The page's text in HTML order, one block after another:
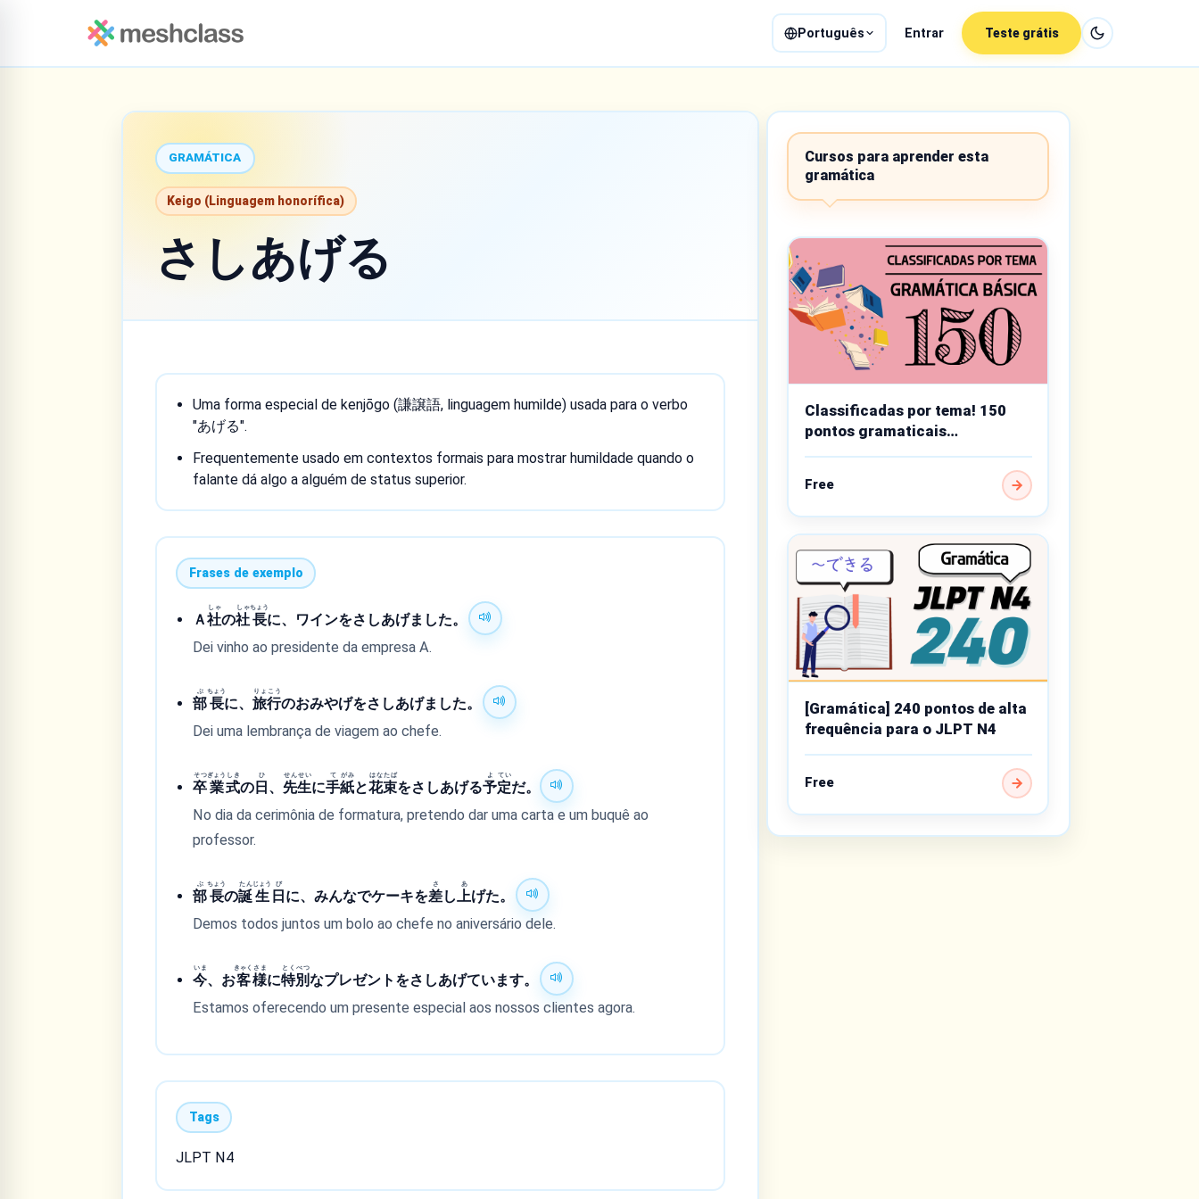
Português Entrar Teste grátis
GRAMÁTICA
Keigo (Linguagem honorífica)
さしあげる
Uma forma especial de kenjōgo (謙譲語, linguagem humilde) usada para o verbo
"あげる".
Frequentemente usado em contextos formais para mostrar humildade quando o
falante dá algo a alguém de status superior.
Frases de exemplo
Ａ社
しゃ
の社
しゃ
長
ちょう
に、ワインをさしあげました。
Dei vinho ao presidente da empresa A.
部
ぶ
長
ちょう
に、旅
りょ
行
こう
のおみやげをさしあげました。
Dei uma lembrança de viagem ao chefe.
卒
そつ
業
ぎょう
式
しき
の日
ひ
、 先
せん
生
せい
に手
て
紙
がみ
と花
はな
束
たば
をさしあげる予
よ
定
てい
だ。
No dia da cerimônia de formatura, pretendo dar uma carta e um buquê ao
professor.
部
ぶ
長
ちょう
の誕
たん
生
じょう
日
び
に、みんなでケーキを差
さ
し上
あ
げた。
Demos todos juntos um bolo ao chefe no aniversário dele.
今
いま
、お客
きゃく
様
さま
に特
とく
別
べつ
なプレゼントをさしあげています。
Estamos oferecendo um presente especial aos nossos clientes agora.
Tags
JLPT N4
Cursos para aprender esta
gramática
Classificadas por tema! 150
pontos gramaticais
importantes do nível básico
Free
[Gramática] 240 pontos de alta
frequência para o JLPT N4
Free